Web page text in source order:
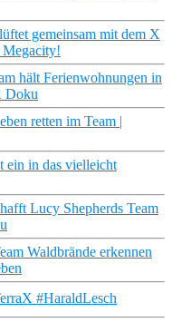
gemeinsam mit dem X
Megacity!
hält Ferienwohnungen in
Doku
retten im Team |
ein in das vielleicht
Lucy Shepherds Team
Waldbrände erkennen
#HaraldLesch